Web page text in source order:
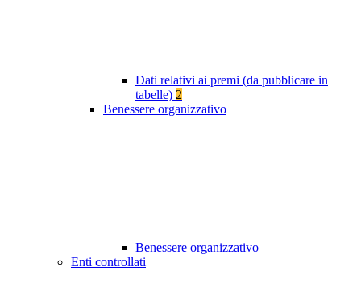
Dati relativi ai premi (da pubblicare in
tabelle) 2
Benessere organizzativo
Benessere organizzativo
Enti controllati